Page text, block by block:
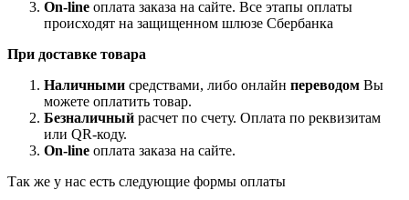
On-line оплата заказа на сайте. Все этапы оплаты
происходят на защищенном шлюзе Сбербанка
При доставке товара
Наличными средствами, либо онлайн переводом Вы
можете оплатить товар.
Безналичный расчет по счету. Оплата по реквизитам
или QR-коду.
On-line оплата заказа на сайте.
Так же у нас есть следующие формы оплаты